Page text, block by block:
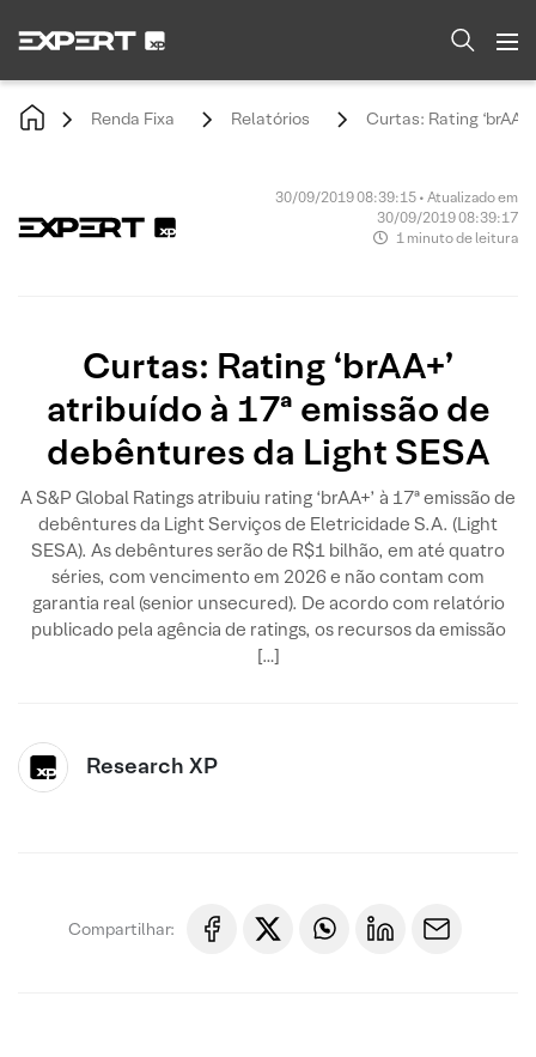
Renda Fixa Relatórios Curtas: Rating
30/09/2019 08:39:15 • Atualizado em
30/09/2019 08:39:17
1 minuto de leitura
Curtas: Rating ‘brAA+’
atribuído à 17ª emissão de
debêntures da Light SESA
A S&P Global Ratings atribuiu rating ‘brAA+’ à 17ª emissão de
debêntures da Light Serviços de Eletricidade S.A. (Light
SESA). As debêntures serão de R$1 bilhão, em até quatro
séries, com vencimento em 2026 e não contam com
garantia real (senior unsecured). De acordo com relatório
publicado pela agência de ratings, os recursos da emissão
[…]
Research XP
Compartilhar: